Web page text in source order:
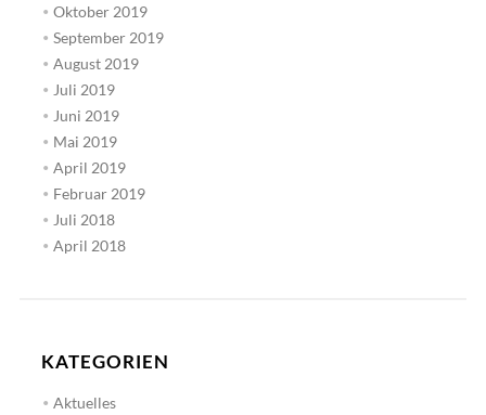
Oktober 2019
September 2019
August 2019
Juli 2019
Juni 2019
Mai 2019
April 2019
Februar 2019
Juli 2018
April 2018
KATEGORIEN
Aktuelles